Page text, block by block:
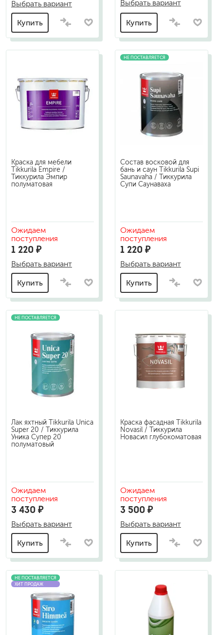
Выбрать вариант
Купить
Выбрать вариант
Купить
Краска для мебели
Tikkurila Empire /
Тиккурила Эмпир
полуматовая
Ожидаем
поступления
1 220 ₽
Выбрать вариант
Купить
НЕ ПОСТАВЛЯЕТСЯ
Состав восковой для
бань и саун Tikkurila Supi
Saunavaha / Тиккурила
Супи Саунаваха
Ожидаем
поступления
1 220 ₽
Выбрать вариант
Купить
НЕ ПОСТАВЛЯЕТСЯ
Лак яхтный Tikkurila Unica
Super 20 / Тиккурила
Уника Супер 20
полуматовый
Ожидаем
поступления
3 430 ₽
Выбрать вариант
Купить
Краска фасадная Tikkurila
Novasil / Тиккурила
Новасил глубокоматовая
Ожидаем
поступления
3 500 ₽
Выбрать вариант
Купить
НЕ ПОСТАВЛЯЕТСЯ
ХИТ ПРОДАЖ